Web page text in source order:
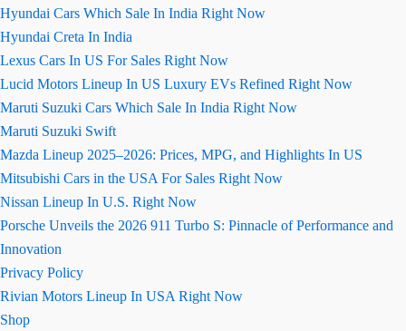
Hyundai Cars Which Sale In India Right Now
Hyundai Creta In India
Lexus Cars In US For Sales Right Now
Lucid Motors Lineup In US Luxury EVs Refined Right Now
Maruti Suzuki Cars Which Sale In India Right Now
Maruti Suzuki Swift
Mazda Lineup 2025–2026: Prices, MPG, and Highlights In US
Mitsubishi Cars in the USA For Sales Right Now
Nissan Lineup In U.S. Right Now
Porsche Unveils the 2026 911 Turbo S: Pinnacle of Performance and
Innovation
Privacy Policy
Rivian Motors Lineup In USA Right Now
Shop